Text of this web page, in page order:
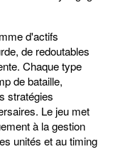
d'actifs
de redoutables
Chaque type
de bataille,
stratégies
Le jeu met
à la gestion
unités et au timing